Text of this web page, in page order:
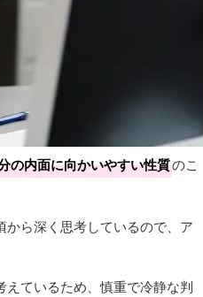
の内面に向かいやすい性質のこ
ら深く思考しているので、ア
ているため、慎重で冷静な判